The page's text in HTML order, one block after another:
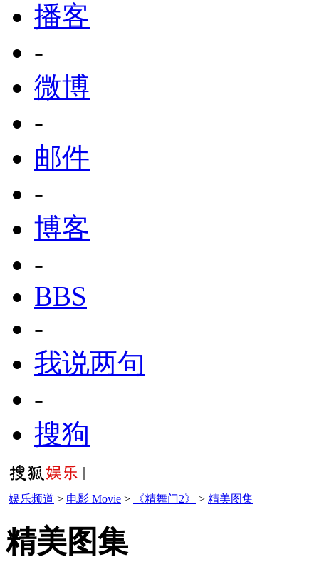
播客
-
微博
-
邮件
-
博客
-
BBS
-
我说两句
-
搜狗
娱乐频道 > 电影 Movie > 《精舞门2》 > 精美图集
精美图集